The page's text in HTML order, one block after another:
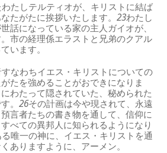
たしテルティオが、キリストに結ば
たがたに挨拶いたします。23わたし
話になっている家の主人ガイオが、
市の経理係エラストと兄弟のクアル
います。
なわちイエス・キリストについての
たを強めることがおできになりま
わたって隠されていた、秘められた
。26その計画は今や現されて、永遠
言者たちの書き物を通して、信仰に
べての異邦人に知られるようになり
唯一の神に、イエス・キリストを通
ありますように、アーメン。